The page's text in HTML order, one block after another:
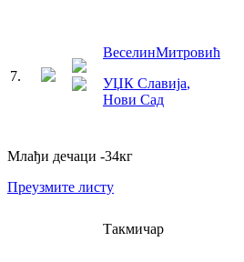
7.
ВеселинМитровић
УЏК Славија,
Нови Сад
Млађи дечаци -34кг
Преузмите листу
Такмичар